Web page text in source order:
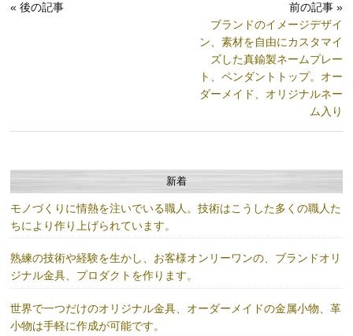
« 後の記事
前の記事 »
ブランドのイメージデザイ
ン、素材を自由にカスタマイ
ズした真鍮製ネームプレー
ト、ペンダントトップ。オー
ダーメイド、オリジナルネー
ム入り
新着
モノづくりに情熱を注いでいる職人。技術はこうした多くの職人た
ちにより作り上げられています。
熟練の技術や経験を生かし、お客様オンリーワンの、ブランドオリ
ジナル金具、プロダクトを作ります。
世界で一つだけのオリジナル金具、オーダーメイドの金属小物、革
小物は手軽に作成が可能です。